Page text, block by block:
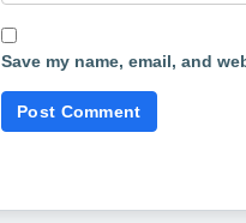
Save my name, email, and